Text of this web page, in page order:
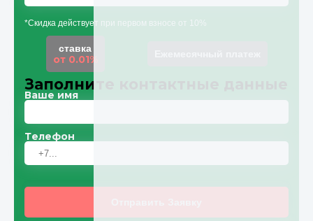
*Скидка действует при первом взносе от 10%
ставка
от 0.01%
Заполните контактные данные
Ваше имя
Телефон